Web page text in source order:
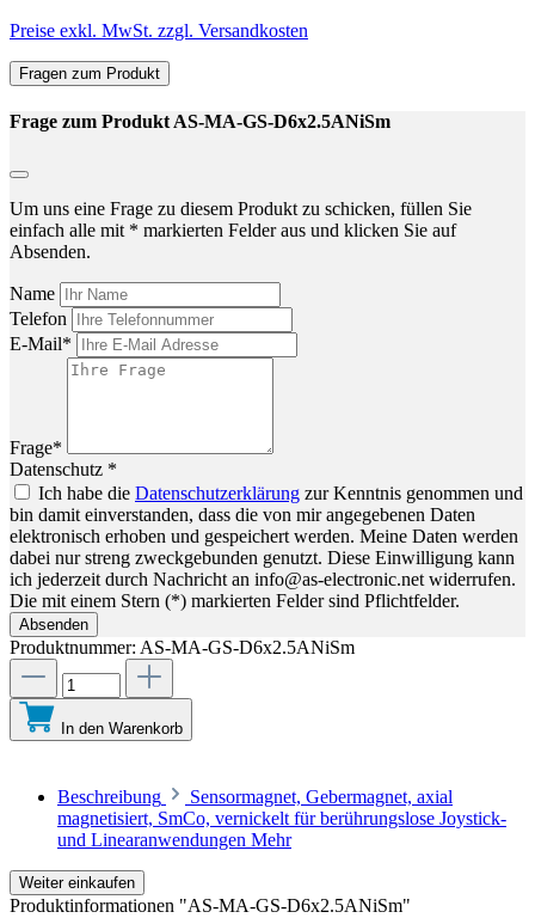
Preise exkl. MwSt. zzgl. Versandkosten
Fragen zum Produkt
Frage zum Produkt AS-MA-GS-D6x2.5ANiSm
Um uns eine Frage zu diesem Produkt zu schicken, füllen Sie
einfach alle mit * markierten Felder aus und klicken Sie auf
Absenden.
Name
Telefon
E-Mail*
Frage*
Datenschutz *
Ich habe die Datenschutzerklärung zur Kenntnis genommen und
bin damit einverstanden, dass die von mir angegebenen Daten
elektronisch erhoben und gespeichert werden. Meine Daten werden
dabei nur streng zweckgebunden genutzt. Diese Einwilligung kann
ich jederzeit durch Nachricht an info@as-electronic.net widerrufen.
Die mit einem Stern (*) markierten Felder sind Pflichtfelder.
Absenden
Produktnummer: AS-MA-GS-D6x2.5ANiSm
In den Warenkorb
Beschreibung
Sensormagnet, Gebermagnet, axial
magnetisiert, SmCo, vernickelt für berührungslose Joystick-
und Linearanwendungen Mehr
Weiter einkaufen
Produktinformationen "AS-MA-GS-D6x2.5ANiSm"